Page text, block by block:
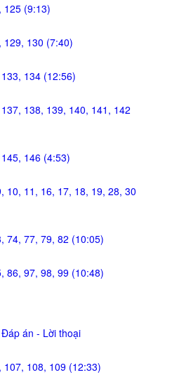
125 (9:13)
129, 130 (7:40)
134 (12:56)
138, 139, 140, 141, 142
146 (4:53)
10, 11, 16, 17, 18, 19, 28, 30
74, 77, 79, 82 (10:05)
86, 97, 98, 99 (10:48)
án - Lời thoại
108, 109 (12:33)